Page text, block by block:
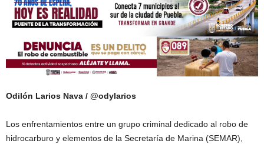
Odilón Larios Nava / @odylarios
Los enfrentamientos entre un grupo criminal dedicado al robo de
hidrocarburo y elementos de la Secretaría de Marina (SEMAR),